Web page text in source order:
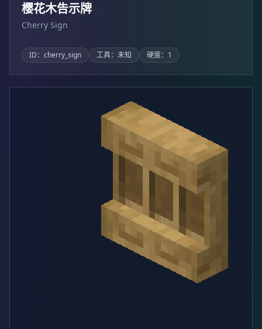
樱花木告示牌
Cherry Sign
ID：cherry_sign 工具：未知 硬度：1